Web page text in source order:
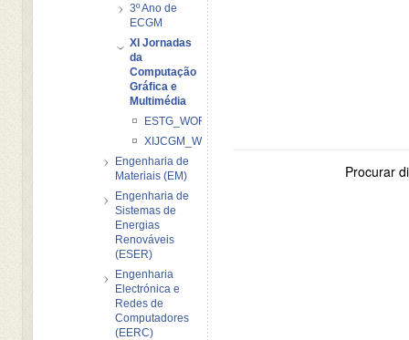
Procurar
3º Ano de
ECGM
XI Jornadas
da
Computação
Gráfica e
Multimédia
ESTG_WORKSHOP_iOS_20122013
XIJCGM_WS_VIDEOMAP
Engenharia de
Materiais (EM)
Engenharia de
Sistemas de
Energias
Renováveis
(ESER)
Engenharia
Electrónica e
Redes de
Computadores
(EERC)